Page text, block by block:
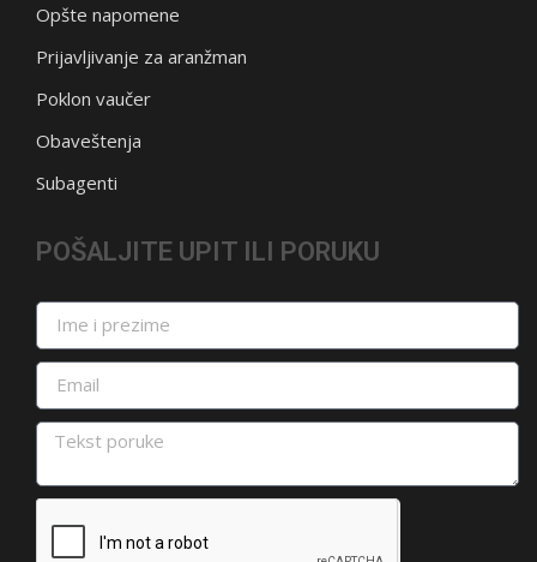
Opšte napomene
Prijavljivanje za aranžman
Poklon vaučer
Obaveštenja
Subagenti
POŠALJITE UPIT ILI PORUKU